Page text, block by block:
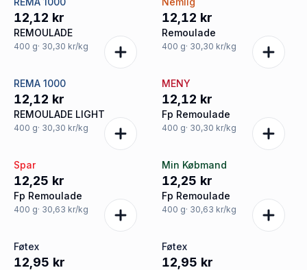
12,12 kr
REMOULADE
400 g· 30,30 kr/kg
12,12 kr
Remoulade
400 g· 30,30 kr/kg
REMA 1000
12,12 kr
REMOULADE LIGHT
400 g· 30,30 kr/kg
MENY
12,12 kr
Fp Remoulade
400 g· 30,30 kr/kg
Spar
12,25 kr
Fp Remoulade
400 g· 30,63 kr/kg
Min Købmand
12,25 kr
Fp Remoulade
400 g· 30,63 kr/kg
Føtex
12,95 kr
Føtex
12,95 kr